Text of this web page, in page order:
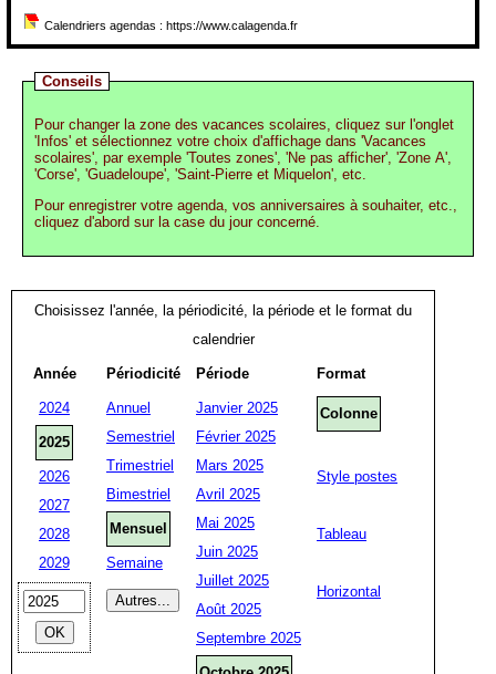
Calendriers agendas : https://www.calagenda.fr
Conseils
Pour changer la zone des vacances scolaires, cliquez sur l'onglet
'Infos' et sélectionnez votre choix d'affichage dans 'Vacances
scolaires', par exemple 'Toutes zones', 'Ne pas afficher', 'Zone A',
'Corse', 'Guadeloupe', 'Saint-Pierre et Miquelon', etc.
Pour enregistrer votre agenda, vos anniversaires à souhaiter, etc.,
cliquez d'abord sur la case du jour concerné.
Choisissez l'année, la périodicité, la période et le format du
calendrier
Année
2024
2025
2026
2027
2028
2029
Périodicité
Annuel
Semestriel
Trimestriel
Bimestriel
Mensuel
Semaine
Période
Janvier 2025
Février 2025
Mars 2025
Avril 2025
Mai 2025
Juin 2025
Juillet 2025
Août 2025
Septembre 2025
Format
Colonne
Style postes
Tableau
Horizontal